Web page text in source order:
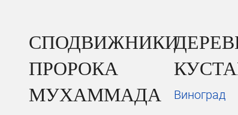
СПОДВИЖНИКИ
ПРОРОКА
МУХАММАДА
Виноград